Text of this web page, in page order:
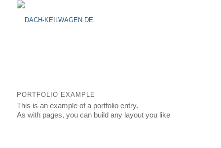
PORTFOLIO EXAMPLE
This is an example of a portfolio entry.
As with pages, you can build any layout you like